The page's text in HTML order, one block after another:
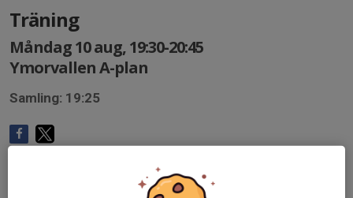
Träning
Måndag 10 aug, 19:30-20:45
Ymorvallen A-plan
Samling: 19:25
Anmälan är öppen för lagets medlemmar.